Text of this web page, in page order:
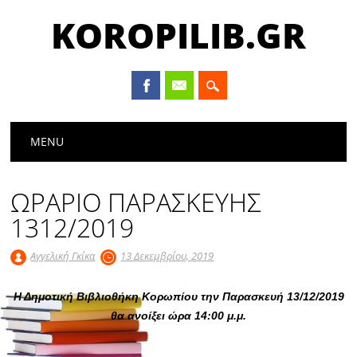
KOROPILIB.GR
Main menu
MENU
ΩΡΑΡΙΟ ΠΑΡΑΣΚΕΥΗΣ
1312/2019
Αγγελική Γκίκα 13 Δεκεμβρίου, 2019
Η Δημοτική Βιβλιοθήκη Κορωπίου την Παρασκευή 13/12/2019
θα ανοίξει ώρα 14:00 μ.μ.